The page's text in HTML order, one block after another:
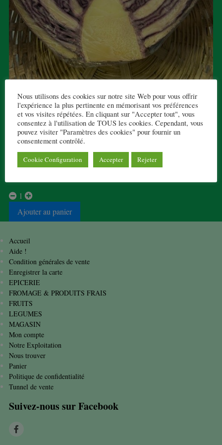
CHOU ROUGE DEMI
2,20 € TTC
Demi chou rouge, à la pièce
1
Ajouter au panier
Accueil
Aide !
Condition générales de vente
Enregistrer la carte
EPICERIE
FROMAGE & PRODUITS FRAIS
FRUITS
LEGUMES
MAGASIN
Mon compte
Notre Exploitation
Nous trouver
Panier
Politique de confidentialité
Tunnel de vente
Suivez-nous sur Facebook
Nous utilisons des cookies sur notre site Web pour vous offrir
l'expérience la plus pertinente en mémorisant vos préférences
et vos visites répétées. En cliquant sur "Accepter tout", vous
consentez à l'utilisation de TOUS les cookies. Cependant, vous
pouvez visiter "Paramètres des cookies" pour fournir un
consentement contrôlé.
Cookie Configuration Accepter Rejeter